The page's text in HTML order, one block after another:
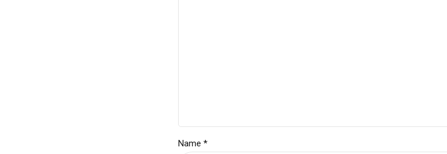
Name *